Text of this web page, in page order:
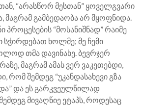
“არასწორ მესთან” ყოველგვარი
მაგრამ გამბედაობა არ მყოფნიდა.
პროცესების “მოსანიშნად” რაიმე
ხოლმე; მე ჩემი
თმა დავინახე. ბევრჯერ
მაგრამ ამას ვერ ვაკეთებდი,
რომ შემდეგ “უკანდასახევი გზა
და ეს გარკვეულწილად
მივაღწიე ეტაპს, როდესაც